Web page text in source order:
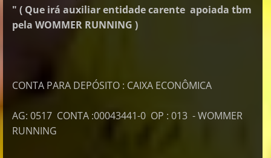
" ( Que irá auxiliar entidade carente apoiada tbm
pela WOMMER RUNNING )
CONTA PARA DEPÓSITO : CAIXA ECONÔMICA
AG: 0517 CONTA :00043441-0 OP : 013 - WOMMER
RUNNING